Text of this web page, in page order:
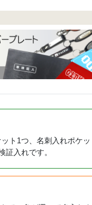
ト1つ、名刺入れポケッ
証入れです。